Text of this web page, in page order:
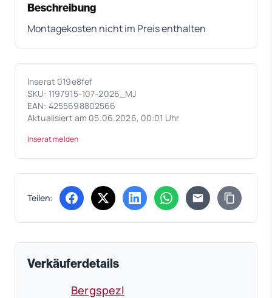
Beschreibung
Montagekosten nicht im Preis enthalten
Inserat 019e8fef
SKU: 1197915-107-2026_MJ
EAN: 4255698802566
Aktualisiert am 05.06.2026, 00:01 Uhr
Inserat melden
Teilen: (öffnet in neuem Tab)
(öffnet in neuem Tab)
(öffnet in neuem Tab)
(öffnet in neuem Tab)
Verkäuferdetails
Bergspezl